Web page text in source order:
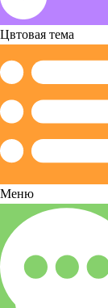
Цвтовая тема
Меню